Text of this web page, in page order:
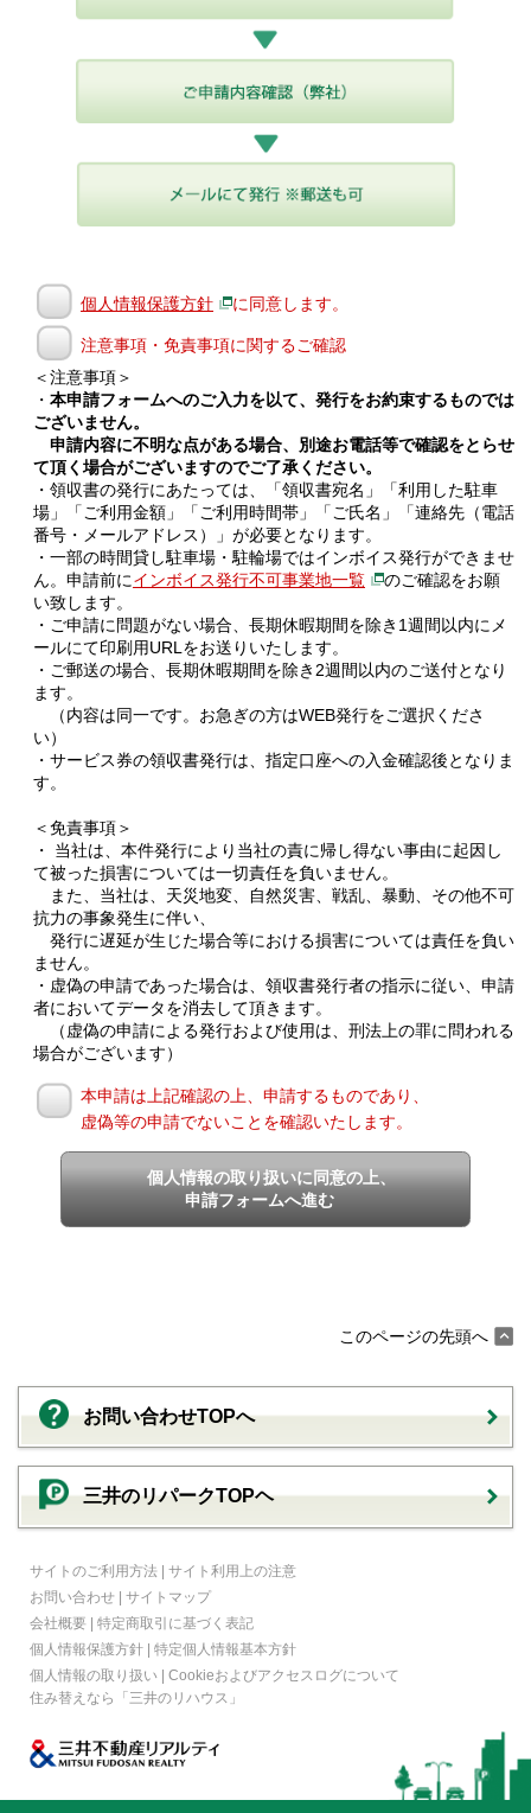
個人情報保護方針 に同意します。
注意事項・免責事項に関するご確認
＜注意事項＞
・ 本申請フォームへのご入力を以て、発行をお約束するものでは
ございません。
申請内容に不明な点がある場合、別途お電話等で確認をとらせ
て頂く場合がございますのでご了承ください。
・領収書の発行にあたっては、「領収書宛名」「利用した駐車
場」「ご利用金額」「ご利用時間帯」「ご氏名」「連絡先（電話
番号・メールアドレス）」が必要となります。
・一部の時間貸し駐車場・駐輪場ではインボイス発行ができませ
ん。申請前にインボイス発行不可事業地一覧
のご確認をお願
い致します。
・ご申請に問題がない場合、長期休暇期間を除き1週間以内にメ
ールにて印刷用URLをお送りいたします。
・ご郵送の場合、長期休暇期間を除き2週間以内のご送付となり
ます。
（内容は同一です。お急ぎの方はWEB発行をご選択くださ
い）
・サービス券の領収書発行は、指定口座への入金確認後となりま
す。
＜免責事項＞
・ 当社は、本件発行により当社の責に帰し得ない事由に起因し
て被った損害については一切責任を負いません。
また、当社は、天災地変、自然災害、戦乱、暴動、その他不可
抗力の事象発生に伴い、
発行に遅延が生じた場合等における損害については責任を負い
ません。
・虚偽の申請であった場合は、領収書発行者の指示に従い、申請
者においてデータを消去して頂きます。
（虚偽の申請による発行および使用は、刑法上の罪に問われる
場合がございます）
本申請は上記確認の上、申請するものであり、
虚偽等の申請でないことを確認いたします。
個人情報の取り扱いに同意の上、
申請フォームへ進む
このページの先頭へ
お問い合わせTOPへ
三井のリパークTOPヘ
サイトのご利用方法 | サイト利用上の注意
お問い合わせ | サイトマップ
会社概要 | 特定商取引に基づく表記
個人情報保護方針 | 特定個人情報基本方針
個人情報の取り扱い | Cookieおよびアクセスログについて
住み替えなら
「三井のリハウス」